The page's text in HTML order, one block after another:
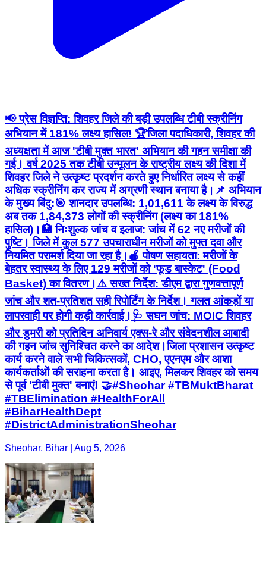
📢 प्रेस विज्ञप्ति: शिवहर जिले की बड़ी उपलब्धि टीबी स्क्रीनिंग
अभियान में 181% लक्ष्य हासिल! 🏆 ​जिला पदाधिकारी, शिवहर की
अध्यक्षता में आज 'टीबी मुक्त भारत' अभियान की गहन समीक्षा की
गई। वर्ष 2025 तक टीबी उन्मूलन के राष्ट्रीय लक्ष्य की दिशा में
शिवहर जिले ने उत्कृष्ट प्रदर्शन करते हुए निर्धारित लक्ष्य से कहीं
अधिक स्क्रीनिंग कर राज्य में अग्रणी स्थान बनाया है। ​📌 अभियान
के मुख्य बिंदु: ​🎯 शानदार उपलब्धि: 1,01,611 के लक्ष्य के विरुद्ध
अब तक 1,84,373 लोगों की स्क्रीनिंग (लक्ष्य का 181%
हासिल)। ​🏥 निःशुल्क जांच व इलाज: जांच में 62 नए मरीजों की
पुष्टि। जिले में कुल 577 उपचाराधीन मरीजों को मुफ्त दवा और
नियमित परामर्श दिया जा रहा है। ​🍎 पोषण सहायता: मरीजों के
बेहतर स्वास्थ्य के लिए 129 मरीजों को 'फूड बास्केट' (Food
Basket) का वितरण। ​⚠️ सख्त निर्देश: डीएम द्वारा गुणवत्तापूर्ण
जांच और शत-प्रतिशत सही रिपोर्टिंग के निर्देश। गलत आंकड़ों या
लापरवाही पर होगी कड़ी कार्रवाई। ​🩺 सघन जांच: MOIC शिवहर
और डुमरी को प्रतिदिन अनिवार्य एक्स-रे और संवेदनशील आबादी
की गहन जांच सुनिश्चित करने का आदेश। ​जिला प्रशासन उत्कृष्ट
कार्य करने वाले सभी चिकित्सकों, CHO, एएनएम और आशा
कार्यकर्ताओं की सराहना करता है। आइए, मिलकर शिवहर को समय
से पूर्व 'टीबी मुक्त' बनाएं! 🤝 ​#Sheohar #TBMuktBharat
#TBElimination #HealthForAll
#BiharHealthDept
#DistrictAdministrationSheohar
Sheohar, Bihar | Aug 5, 2026